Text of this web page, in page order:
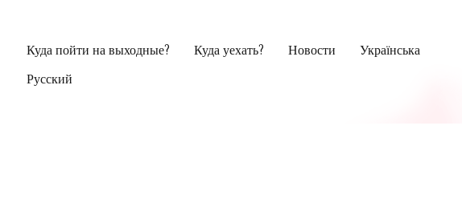
Куда пойти на выходные? Куда уехать? Новости
Українська
Русский